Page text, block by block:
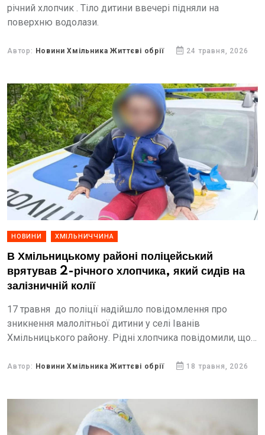
річний хлопчик . Тіло дитини ввечері підняли на
поверхню водолази.
Автор: Новини Хмільника Життєві обрії 24 травня, 2026
НОВИНИ ХМІЛЬНИЧЧИНА
В Хмільницькому районі поліцейський
врятував 2-річного хлопчика, який сидів на
залізничній колії
17 травня до поліції надійшло повідомлення про
зникнення малолітньої дитини у селі Іванів
Хмільницького району. Рідні хлопчика повідомили, що
дитину, однак пошуки результатів не дали.
Автор: Новини Хмільника Життєві обрії 18 травня, 2026